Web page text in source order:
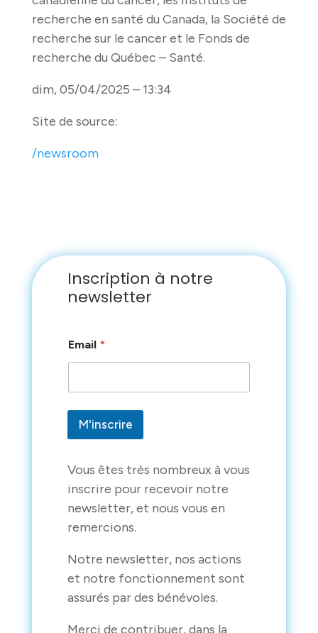
recherche en santé du Canada, la Société de
recherche sur le cancer et le Fonds de
recherche du Québec – Santé.
dim, 05/04/2025 – 13:34
Site de source:
/newsroom
Inscription à notre
newsletter
m
a
l
m
i
E
m
a
i
l
Email *
M'inscrire
Vous êtes très nombreux à vous
inscrire pour recevoir notre
newsletter, et nous vous en
remercions.
Notre newsletter, nos actions
et notre fonctionnement sont
assurés par des bénévoles.
Merci de contribuer, dans la